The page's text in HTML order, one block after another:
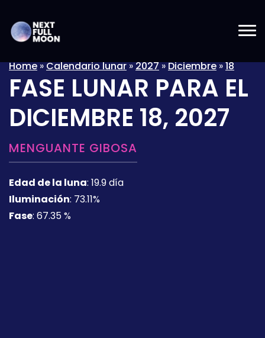
Home»Calendario lunar»2027»Diciembre»18
FASE LUNAR PARA EL
DICIEMBRE 18, 2027
MENGUANTE GIBOSA
Edad de la luna: 19.9 día
Iluminación: 73.11%
Fase: 67.35 %